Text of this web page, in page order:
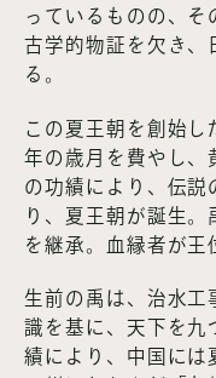
っているものの、そ
古学的物証を欠き、
る。
この夏王朝を創始
年の歳月を費やし、
の功績により、伝説
り、夏王朝が誕生
を継承。血縁者が王
生前の禹は、治水工
識を基に、天下を九
績により、中国には